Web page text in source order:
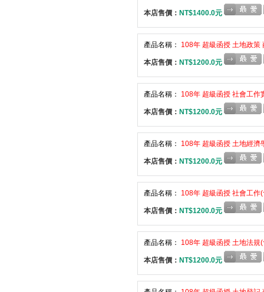
本店售價： NT$1400.0元
產品名稱： 108年 超級函授 土地政
本店售價： NT$1200.0元
產品名稱： 108年 超級函授 社會工
本店售價： NT$1200.0元
產品名稱： 108年 超級函授 土地經
本店售價： NT$1200.0元
產品名稱： 108年 超級函授 社會工
本店售價： NT$1200.0元
產品名稱： 108年 超級函授 土地法
本店售價： NT$1200.0元